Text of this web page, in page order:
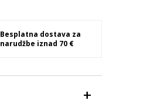
Besplatna dostava za
narudžbe iznad 70 €